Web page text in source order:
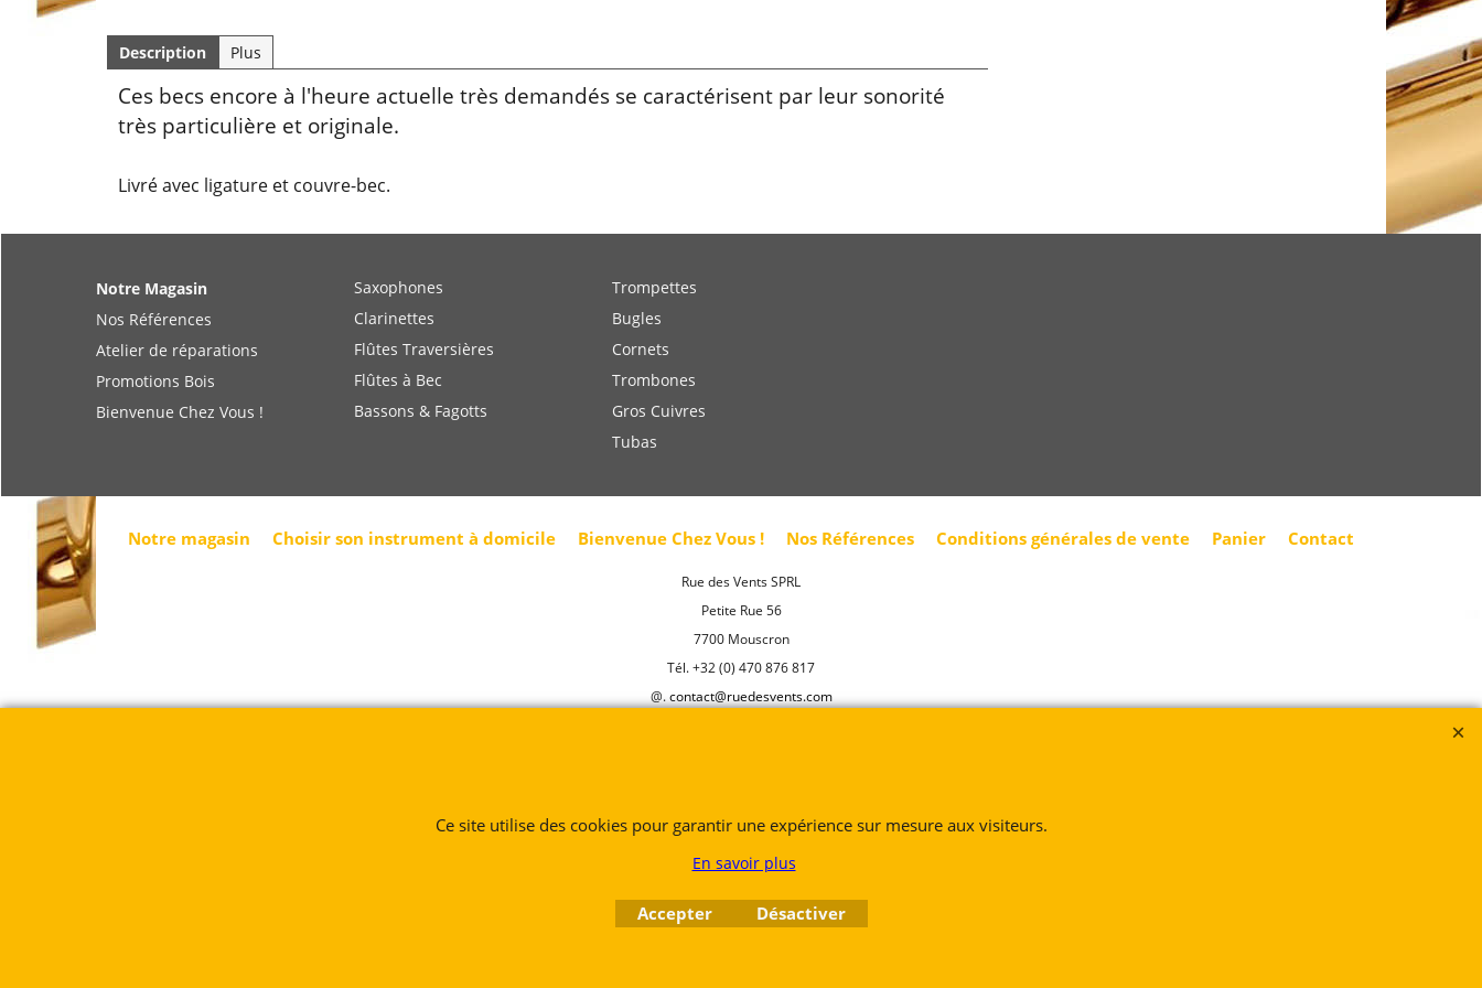
Description Plus
Ces becs encore à l'heure actuelle très demandés se caractérisent par leur sonorité
très particulière et originale.
Livré avec ligature et couvre-bec.
Notre Magasin
Nos Références
Atelier de réparations
Promotions Bois
Bienvenue Chez Vous !
Saxophones
Clarinettes
Flûtes Traversières
Flûtes à Bec
Bassons & Fagotts
Trompettes
Bugles
Cornets
Trombones
Gros Cuivres
Tubas
Notre magasin Choisir son instrument à domicile Bienvenue Chez Vous ! Nos Références Conditions générales de vente Panier Contact
Rue des Vents SPRL
Petite Rue 56
7700 Mouscron
Tél. +32 (0) 470 876 817
@.contact@ruedesvents.com
eCommerce ShopFactory
Ce site utilise des cookies pour garantir une expérience sur mesure aux visiteurs.
En savoir plus
Accepter Désactiver